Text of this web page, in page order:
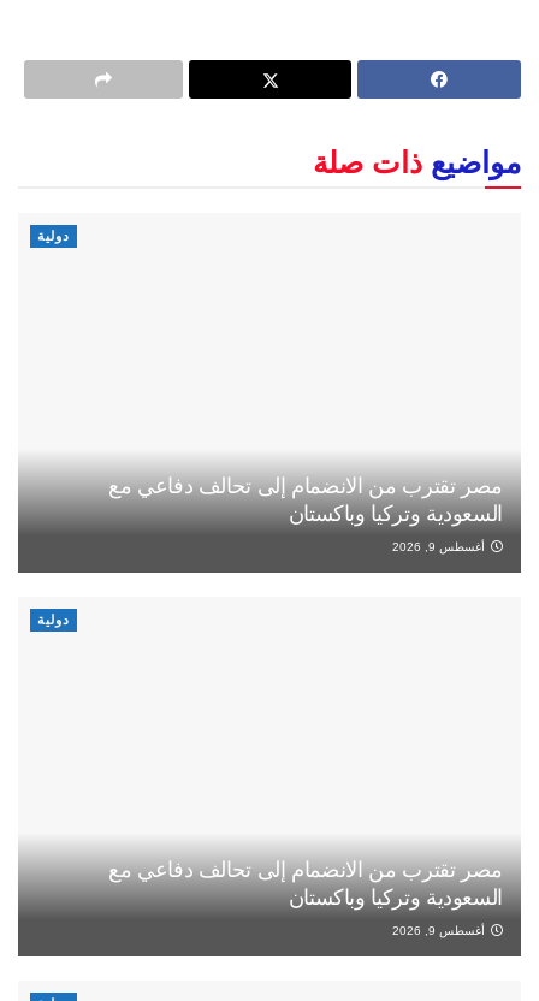
مواضيع ذات صلة
دولية
مصر تقترب من الانضمام إلى تحالف دفاعي مع
السعودية وتركيا وباكستان
أغسطس 9, 2026
دولية
مصر تقترب من الانضمام إلى تحالف دفاعي مع
السعودية وتركيا وباكستان
أغسطس 9, 2026